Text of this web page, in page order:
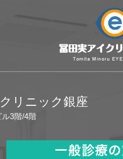
リニック銀座
3階/4階